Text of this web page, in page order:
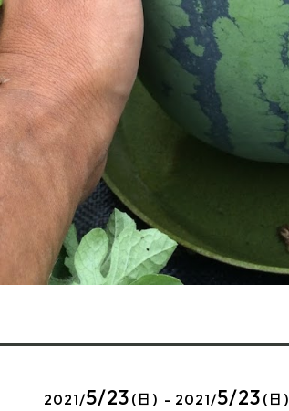
2021/5/23 (日) - 2021/5/23 (日)